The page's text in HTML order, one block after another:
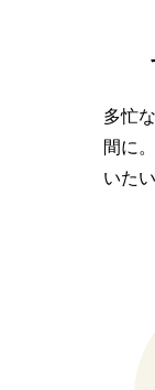
多忙
間に
いた